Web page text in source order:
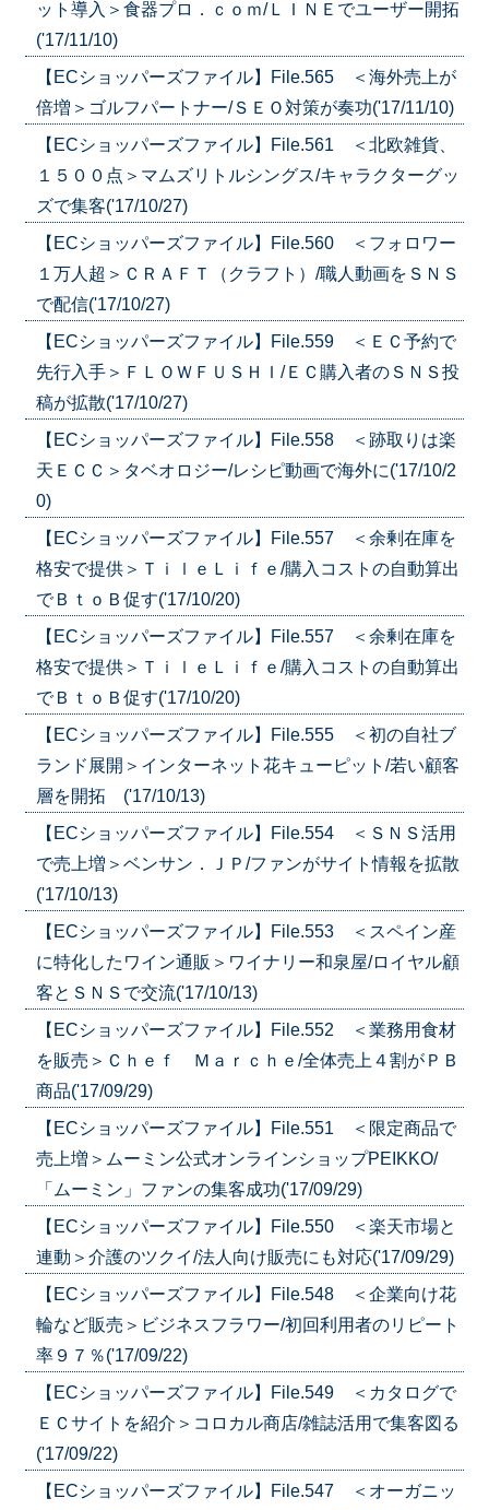
ット導入＞食器プロ．ｃｏｍ/ＬＩＮＥでユーザー開拓
('17/11/10)
【ECショッパーズファイル】File.565 ＜海外売上が
倍増＞ゴルフパートナー/ＳＥＯ対策が奏功('17/11/10)
【ECショッパーズファイル】File.561 ＜北欧雑貨、
１５００点＞マムズリトルシングス/キャラクターグッ
ズで集客('17/10/27)
【ECショッパーズファイル】File.560 ＜フォロワー
１万人超＞ＣＲＡＦＴ（クラフト）/職人動画をＳＮＳ
で配信('17/10/27)
【ECショッパーズファイル】File.559 ＜ＥＣ予約で
先行入手＞ＦＬＯＷＦＵＳＨＩ/ＥＣ購入者のＳＮＳ投
稿が拡散('17/10/27)
【ECショッパーズファイル】File.558 ＜跡取りは楽
天ＥＣＣ＞タベオロジー/レシピ動画で海外に('17/10/2
0)
【ECショッパーズファイル】File.557 ＜余剰在庫を
格安で提供＞ＴｉｌｅＬｉｆｅ/購入コストの自動算出
でＢｔｏＢ促す('17/10/20)
【ECショッパーズファイル】File.557 ＜余剰在庫を
格安で提供＞ＴｉｌｅＬｉｆｅ/購入コストの自動算出
でＢｔｏＢ促す('17/10/20)
【ECショッパーズファイル】File.555 ＜初の自社ブ
ランド展開＞インターネット花キューピット/若い顧客
層を開拓 ('17/10/13)
【ECショッパーズファイル】File.554 ＜ＳＮＳ活用
で売上増＞ベンサン．ＪＰ/ファンがサイト情報を拡散
('17/10/13)
【ECショッパーズファイル】File.553 ＜スペイン産
に特化したワイン通販＞ワイナリー和泉屋/ロイヤル顧
客とＳＮＳで交流('17/10/13)
【ECショッパーズファイル】File.552 ＜業務用食材
を販売＞Ｃｈｅｆ Ｍａｒｃｈｅ/全体売上４割がＰＢ
商品('17/09/29)
【ECショッパーズファイル】File.551 ＜限定商品で
売上増＞ムーミン公式オンラインショップPEIKKO/
「ムーミン」ファンの集客成功('17/09/29)
【ECショッパーズファイル】File.550 ＜楽天市場と
連動＞介護のツクイ/法人向け販売にも対応('17/09/29)
【ECショッパーズファイル】File.548 ＜企業向け花
輪など販売＞ビジネスフラワー/初回利用者のリピート
率９７％('17/09/22)
【ECショッパーズファイル】File.549 ＜カタログで
ＥＣサイトを紹介＞コロカル商店/雑誌活用で集客図る
('17/09/22)
【ECショッパーズファイル】File.547 ＜オーガニッ